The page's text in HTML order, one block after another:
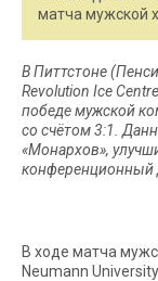
матча мужской
В Питтстоне
Revolution Ice
победе мужской
со счётом 3:1.
«Монархов»,
конференционный
В ходе матча
Neumann